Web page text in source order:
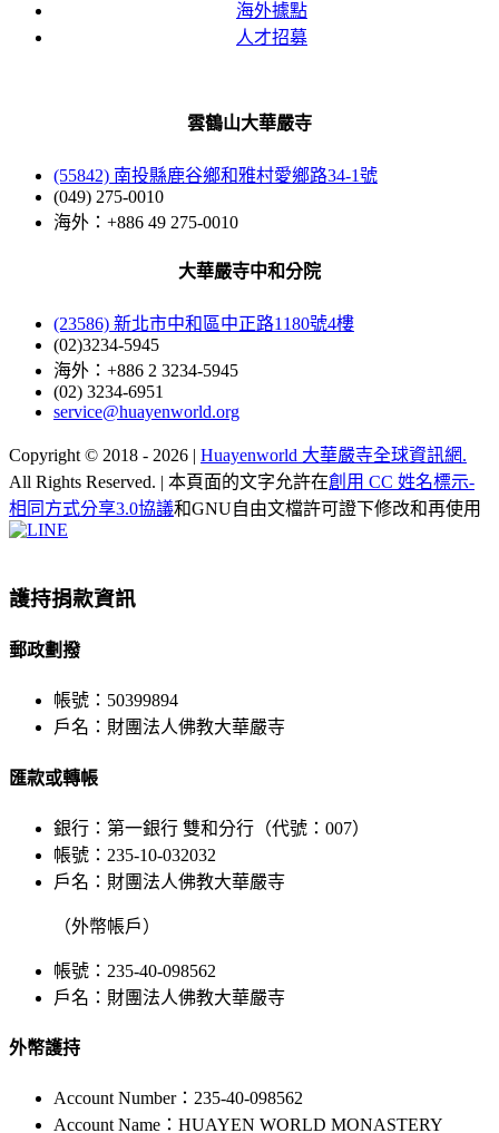
海外據點
人才招募
雲鶴山大華嚴寺
(55842) 南投縣鹿谷鄉和雅村愛鄉路34-1號
(049) 275-0010
海外：+886 49 275-0010
大華嚴寺中和分院
(23586) 新北市中和區中正路1180號4樓
(02)3234-5945
海外：+886 2 3234-5945
(02) 3234-6951
service@huayenworld.org
Copyright © 2018 - 2026 | Huayenworld 大華嚴寺全球資訊網.
All Rights Reserved. | 本頁面的文字允許在創用 CC 姓名標示-
相同方式分享3.0協議和GNU自由文檔許可證下修改和再使用
Facebook
X
WeChat
YouTube
LINE
Bar
Area
護持捐款資訊
郵政劃撥
帳號：50399894
戶名：財團法人佛教大華嚴寺
匯款或轉帳
銀行：第一銀行 雙和分行（代號：007）
帳號：235-10-032032
戶名：財團法人佛教大華嚴寺
（外幣帳戶）
帳號：235-40-098562
戶名：財團法人佛教大華嚴寺
外幣護持
Account Number：235-40-098562
Account Name：HUAYEN WORLD MONASTERY